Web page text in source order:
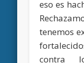
eso es
tenemos
contra